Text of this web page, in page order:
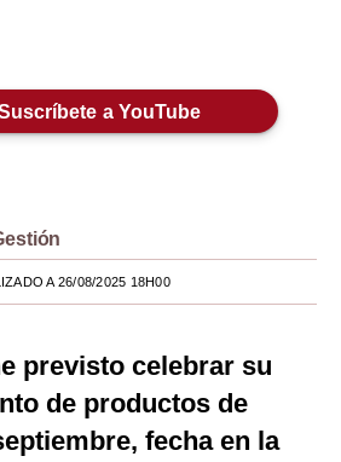
a YouTube
A 26/08/2025 18H00
previsto celebrar su
de productos de
fecha en la